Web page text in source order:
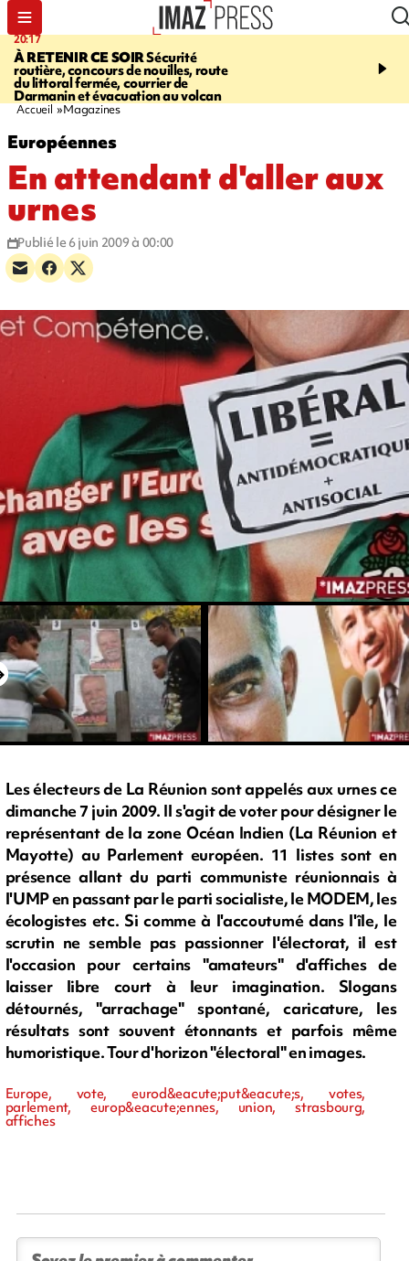
20:17
À RETENIR CE SOIRSécurité
routière, concours de nouilles, route
du littoral fermée, courrier de
Darmanin et évacuation au volcan
08:26
rencontre d'un géant
Accueil Magazines
Européennes
En attendant d'aller aux
urnes
Publié le 6 juin 2009 à 00:00
Les électeurs de La Réunion sont appelés aux urnes ce
dimanche 7 juin 2009. Il s'agit de voter pour désigner le
représentant de la zone Océan Indien (La Réunion et
Mayotte) au Parlement européen. 11 listes sont en
présence allant du parti communiste réunionnais à
l'UMP en passant par le parti socialiste, le MODEM, les
écologistes etc. Si comme à l'accoutumé dans l'île, le
scrutin ne semble pas passionner l'électorat, il est
l'occasion pour certains "amateurs" d'affiches de
laisser libre court à leur imagination. Slogans
détournés, "arrachage" spontané, caricature, les
résultats sont souvent étonnants et parfois même
humoristique. Tour d'horizon "électoral" en images.
Europe, vote, eurod&eacute;put&eacute;s, votes,
parlement, europ&eacute;ennes, union, strasbourg,
affiches